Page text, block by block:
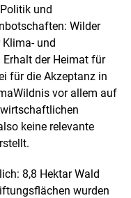
und
Wilder
und
der Heimat für
für die Akzeptanz in
vor allem auf
keine relevante
8,8 Hektar Wald
wurden